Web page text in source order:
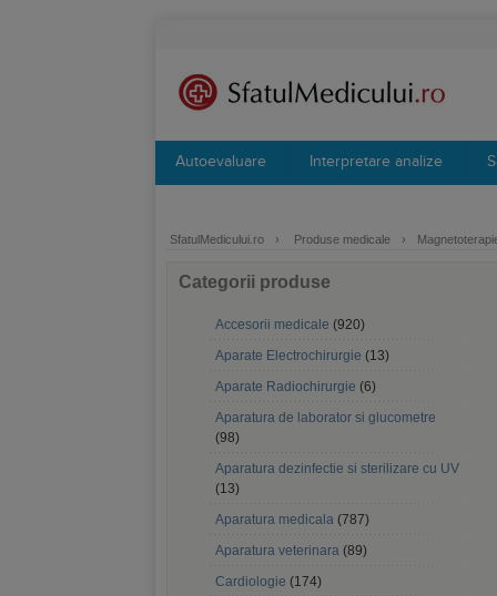
Autoevaluare Interpretare analize
SfatulMedicului.ro › Produse medicale ›
Categorii produse
Accesorii medicale (920)
Aparate Electrochirurgie (13)
Aparate Radiochirurgie (6)
Aparatura de laborator si glucometre
(98)
Aparatura dezinfectie si sterilizare cu UV
(13)
Aparatura medicala (787)
Aparatura veterinara (89)
Cardiologie (174)